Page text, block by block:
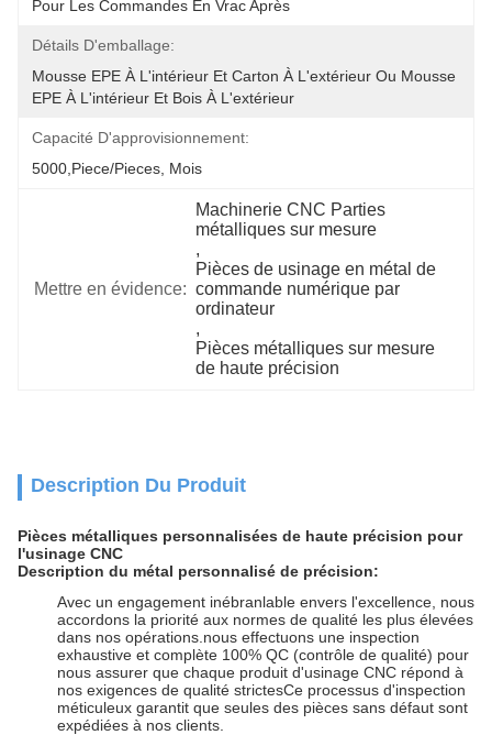
Pour Les Commandes En Vrac Après
Détails D'emballage:
Mousse EPE À L'intérieur Et Carton À L'extérieur Ou Mousse
EPE À L'intérieur Et Bois À L'extérieur
Capacité D'approvisionnement:
5000,Piece/Pieces, Mois
Mettre en évidence:
Machinerie CNC Parties
métalliques sur mesure
,
Pièces de usinage en métal de
commande numérique par
ordinateur
,
Pièces métalliques sur mesure
de haute précision
Description Du Produit
Pièces métalliques personnalisées de haute précision pour
l'usinage CNC
Description du métal personnalisé de précision:
Avec un engagement inébranlable envers l'excellence, nous
accordons la priorité aux normes de qualité les plus élevées
dans nos opérations.nous effectuons une inspection
exhaustive et complète 100% QC (contrôle de qualité) pour
nous assurer que chaque produit d'usinage CNC répond à
nos exigences de qualité strictesCe processus d'inspection
méticuleux garantit que seules des pièces sans défaut sont
expédiées à nos clients.